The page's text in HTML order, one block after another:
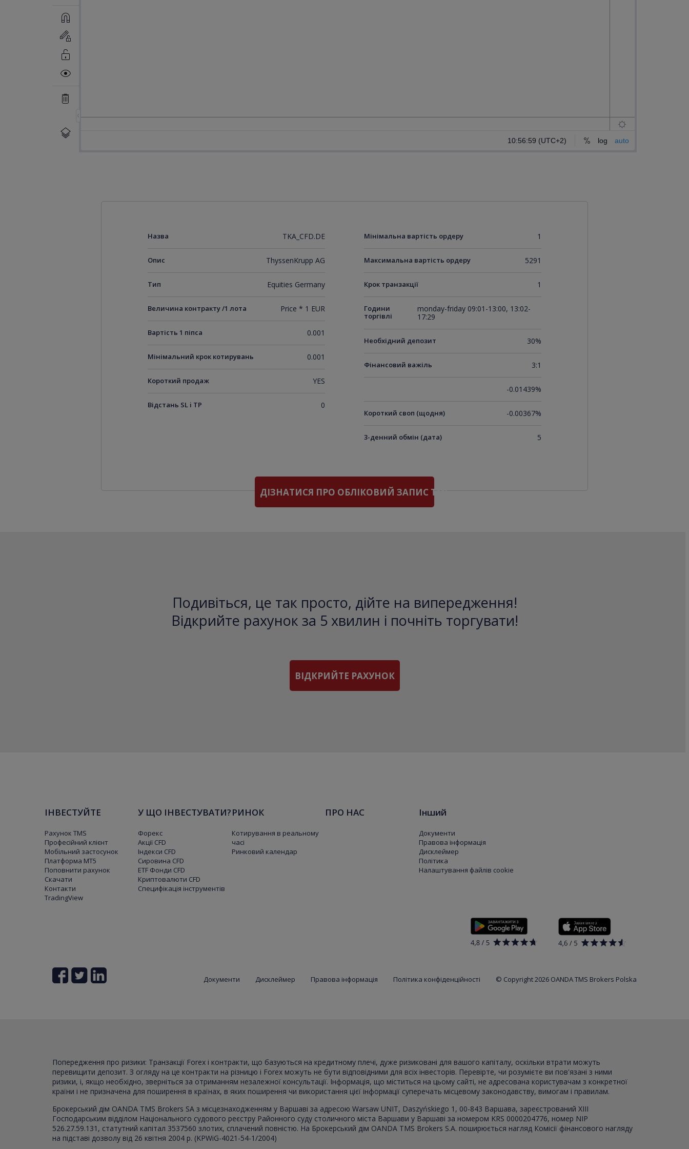
Назва TKA_CFD.DE
Опис ThyssenKrupp AG
Тип Equities Germany
Величина контракту /1 лота Price * 1 EUR
Вартість 1 піпса 0.001
Мінімальний крок котирувань 0.001
Короткий продаж YES
Відстань SL i TP 0
Мінімальна вартість ордеру 1
Максимальна вартість ордеру 5291
Крок транзакції 1
Години
торгівлі
monday-friday 09:01-13:00, 13:02-
17:29
Необхідний депозит 30%
Фінансовий важіль 3:1
-0.01439%
Короткий своп (щодня) -0.00367%
3-денний обмін (дата) 5
ДІЗНАТИСЯ ПРО ОБЛІКОВИЙ ЗАПИС TMS
Подивіться, це так просто, дійте на випередження!
Відкрийте рахунок за 5 хвилин і почніть торгувати!
ВІДКРИЙТЕ РАХУНОК
ІНВЕСТУЙТЕ
Рахунок TMS
Професійний клієнт
Мобільний застосунок
Платформа МТ5
Поповнити рахунок
Скачати
Контакти
TradingView
У ЩО ІНВЕСТУВАТИ?
Форекс
Акції CFD
Індекси CFD
Сировина CFD
ETF Фонди CFD
Криптовалюти CFD
Специфікація інструментів
РИНОК
Котирування в реальному
часі
Ринковий календар
ПРО НАС Інший
Документи
Правова інформація
Дисклеймер
Політика
Налаштування файлів cookie
Документи Дисклеймер Правова інформація Політика конфіденційності © Copyright 2026 OANDA TMS Brokers Polska
Попередження про ризики: Транзакції Forex і контракти, що базуються на кредитному плечі, дуже ризиковані для вашого капіталу, оскільки втрати можуть
перевищити депозит. З огляду на це контракти на різницю і Forex можуть не бути відповідними для всіх інвесторів. Перевірте, чи розумієте ви пов'язані з ними
ризики, і, якщо необхідно, зверніться за отриманням незалежної консультації. Інформація, що міститься на цьому сайті, не адресована користувачам з конкретної
країни і не призначена для поширення в країнах, в яких поширення чи використання цієї інформації суперечать місцевому законодавству, вимогам і правилам.
Брокерський дім OANDA TMS Brokers SA з місцезнаходженням у Варшаві за адресою Warsaw UNIT, Daszyńskiego 1, 00-843 Варшава, зареєстрований XIII
Господарським відділом Національного судового реєстру Районного суду столичного міста Варшави у Варшаві за номером KRS 0000204776, номер NIP
526.27.59.131, статутний капітал 3537560 злотих, сплачений повністю. На Брокерський дім OANDA TMS Brokers S.A. поширюється нагляд Комісії фінансового нагляду
на підставі дозволу від 26 квітня 2004 р. (KPWiG-4021-54-1/2004)